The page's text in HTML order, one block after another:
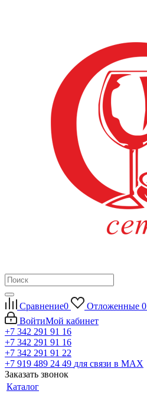
Сравнение0 Отложенные 0
ВойтиМой кабинет
+7 342 291 91 16
+7 342 291 91 16
+7 342 291 91 22
+7 919 489 24 49 для связи в МАХ
Заказать звонок
Каталог